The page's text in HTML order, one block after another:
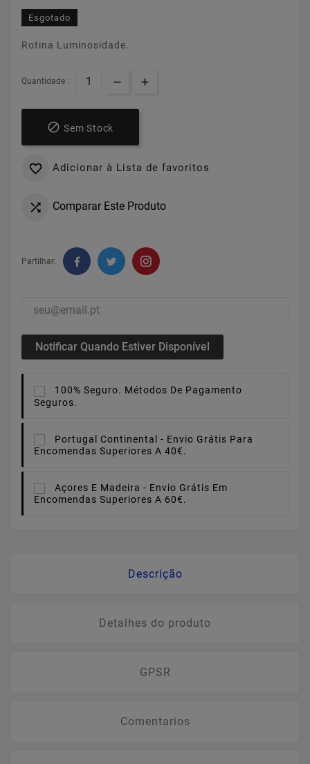
Esgotado
Rotina Luminosidade.
Quantidade :
 Sem Stock
 Adicionar à Lista de favoritos
 Comparar Este Produto
Partilhar:
Notificar Quando Estiver Disponível
100% Seguro. Métodos De Pagamento
Seguros.
Portugal Continental - Envio Grátis Para
Encomendas Superiores A 40€.
Açores E Madeira - Envio Grátis Em
Encomendas Superiores A 60€.
Descrição
Detalhes do produto
GPSR
Comentarios